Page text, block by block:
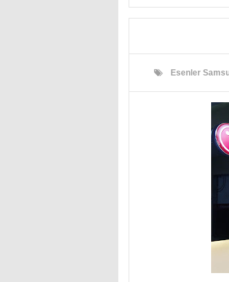
Esenler